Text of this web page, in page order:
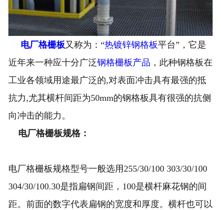
钢格板新闻
技术支持
车间一角
工程案例
电厂格栅板又称为：“热镀锌钢格板平台”，它是
近年来一种应十分广泛钢格栅板产品 ，此种钢格板在
工业各领域用途最广泛的,对表面冲击具有最强的抵
抗力,尤其横杆间距为50mm的钢格板具有很强的抗侧
向冲击的能力。
电厂格栅板规格：
电厂格栅板规格型号一般选用255/30/100 303/30/100
304/30/100.30是指扁钢间距，100是横杆麻花钢的间
距。前面的数字代表扁钢的宽度和厚度。横杆也可以